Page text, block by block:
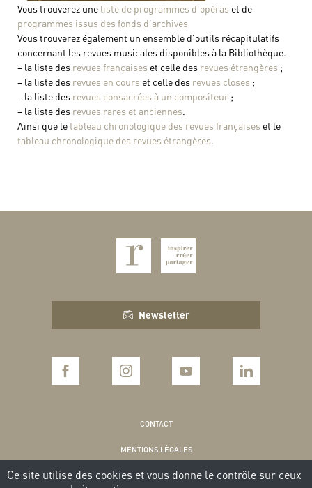
Vous trouverez une liste de programmes d’opéras et de
programmes issus des fonds d’archives
Vous trouverez également un ensemble d’outils récapitulatifs
concernant les revues musicales disponibles à la Bibliothèque.
– la liste des revues françaises et celle des revues étrangères ;
– la liste des revues en cours et celle des revues closes ;
– la liste des revues consacrées à un compositeur ;
– la liste des revues rares et anciennes.
Ainsi que letableau chronologique des revues françaises et le
tableau chronologique des revues étrangères.
Newsletter
CONTACT
MENTIONS LÉGALES
POLITIQUE DE CONFIDENTIALITÉ
Ce site utilise des cookies et vous donne le contrôle sur ceux